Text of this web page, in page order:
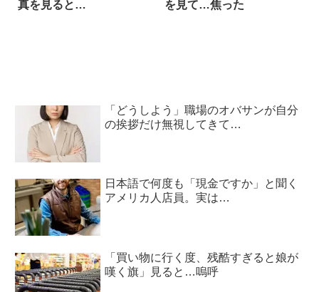
真を見ると…
を見て…焦った
「どうしよう」職場のオバサンが自分
の挨拶だけ無視してきて…
日本語で何度も「現金ですか」と聞く
アメリカ人店員。実は…
「買い物に行く度、残酷すぎると娘が
嘆く旗」見ると…嗚呼